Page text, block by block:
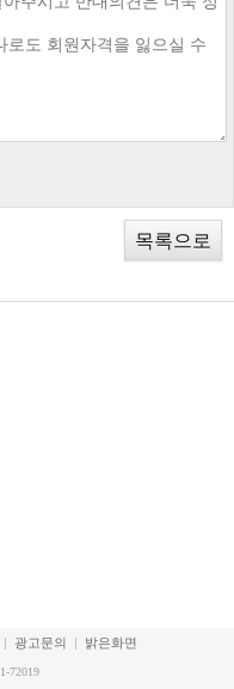
목록으로
광고문의 밝은화면
72019